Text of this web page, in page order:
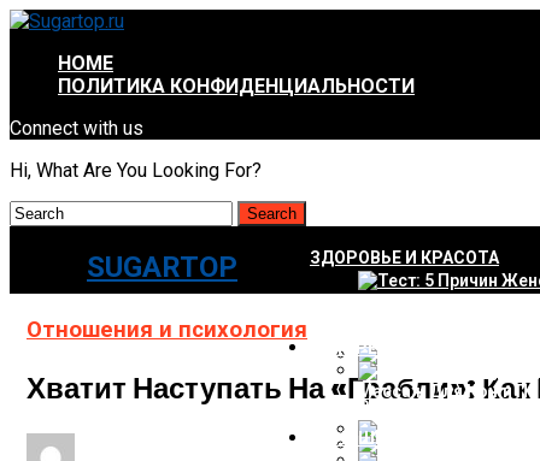
HOME
ПОЛИТИКА КОНФИДЕНЦИАЛЬНОСТИ
Connect with us
Hi, What Are You Looking For?
SUGARTOP ЗДОРОВЬЕ И КРАСОТА
Массаж Для Кожи
ИНТЕРЕСНОЕ И
Рыбников И
ОТНОШЕНИЯ И
Отношения и психология
Хватит Наступать На «грабли»: